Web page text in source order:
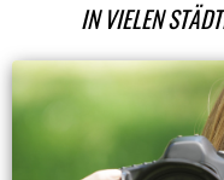
IN VIELEN